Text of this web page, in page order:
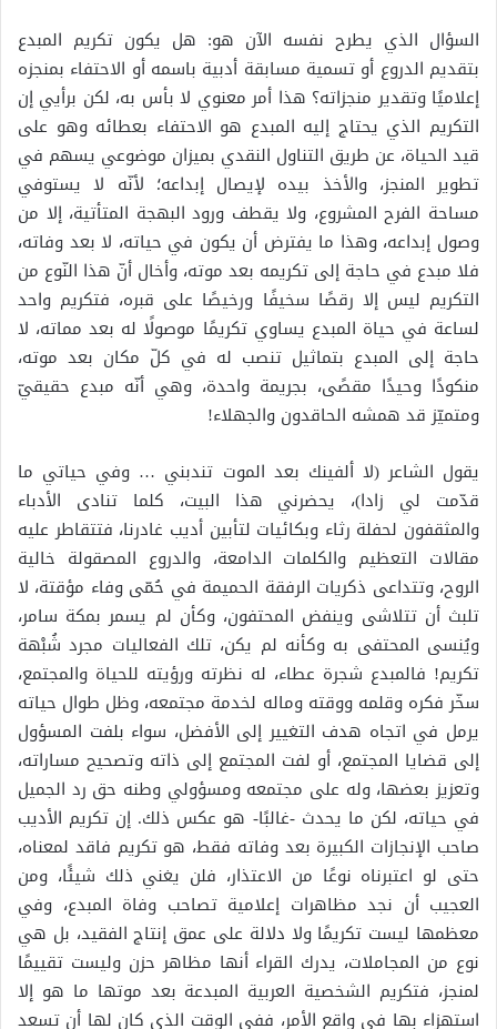
السؤال الذي يطرح نفسه الآن هو: هل يكون تكريم المبدع
بتقديم الدروع أو تسمية مسابقة أدبية باسمه أو الاحتفاء بمنجزه
إعلاميًا وتقدير منجزاته؟ هذا أمر معنوي لا بأس به، لكن برأيي إن
التكريم الذي يحتاج إليه المبدع هو الاحتفاء بعطائه وهو على
قيد الحياة، عن طريق التناول النقدي بميزان موضوعي يسهم في
تطوير المنجز، والأخذ بيده لإيصال إبداعه؛ لأنّه لا يستوفي
مساحة الفرح المشروع، ولا يقطف ورود البهجة المتأتية، إلا من
وصول إبداعه، وهذا ما يفترض أن يكون في حياته، لا بعد وفاته،
فلا مبدع في حاجة إلى تكريمه بعد موته، وأخال أنّ هذا النّوع من
التكريم ليس إلا رقصًا سخيفًا ورخيصًا على قبره، فتكريم واحد
لساعة في حياة المبدع يساوي تكريمًا موصولًا له بعد مماته، لا
حاجة إلى المبدع بتماثيل تنصب له في كلّ مكان بعد موته،
منكودًا وحيدًا مقصًى، بجريمة واحدة، وهي أنّه مبدع حقيقيّ
ومتميّز قد همشه الحاقدون والجهلاء!
يقول الشاعر (لا ألفينك بعد الموت تندبني … وفي حياتي ما
قدّمت لي زادا)، يحضرني هذا البيت، كلما تنادى الأدباء
والمثقفون لحفلة رثاء وبكائيات لتأبين أديب غادرنا، فتتقاطر عليه
مقالات التعظيم والكلمات الدامعة، والدروع المصقولة خالية
الروح، وتتداعى ذكريات الرفقة الحميمة في حُمّى وفاء مؤقتة، لا
تلبث أن تتلاشى وينفض المحتفون، وكأن لم يسمر بمكة سامر،
ويُنسى المحتفى به وكأنه لم يكن، تلك الفعاليات مجرد شُبْهة
تكريم! فالمبدع شجرة عطاء، له نظرته ورؤيته للحياة والمجتمع،
سخّر فكره وقلمه ووقته وماله لخدمة مجتمعه، وظل طوال حياته
يرمل في اتجاه هدف التغيير إلى الأفضل، سواء بلفت المسؤول
إلى قضايا المجتمع، أو لفت المجتمع إلى ذاته وتصحيح مساراته،
وتعزيز بعضها، وله على مجتمعه ومسؤولي وطنه حق رد الجميل
في حياته، لكن ما يحدث -غالبًا- هو عكس ذلك. إن تكريم الأديب
صاحب الإنجازات الكبيرة بعد وفاته فقط، هو تكريم فاقد لمعناه،
حتى لو اعتبرناه نوعًا من الاعتذار، فلن يغني ذلك شيئًا، ومن
العجيب أن نجد مظاهرات إعلامية تصاحب وفاة المبدع، وفي
معظمها ليست تكريمًا ولا دلالة على عمق إنتاج الفقيد، بل هي
نوع من المجاملات، يدرك القراء أنها مظاهر حزن وليست تقييمًا
لمنجز، فتكريم الشخصية العربية المبدعة بعد موتها ما هو إلا
استهزاء بها في واقع الأمر، ففي الوقت الذي كان لها أن تسعد